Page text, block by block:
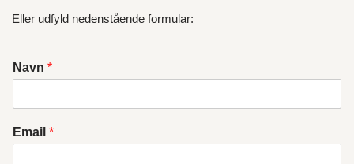
Eller udfyld nedenstående formular:
Navn *
Email *